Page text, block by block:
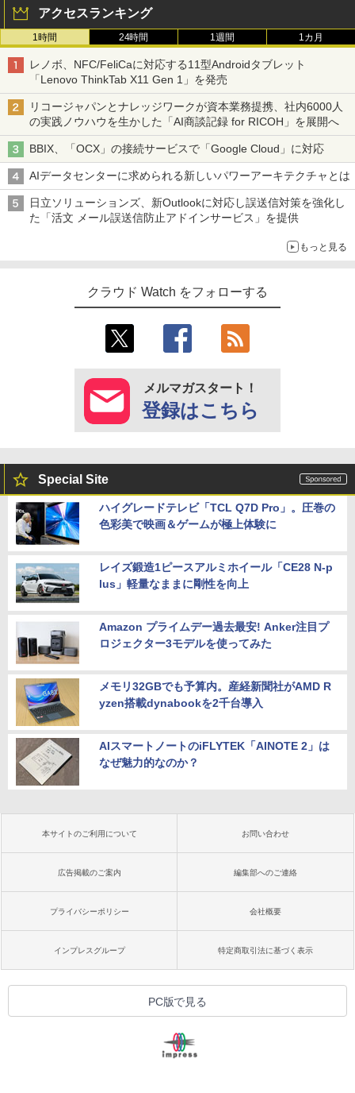
アクセスランキング
1時間 24時間 1週間 1カ月
レノボ、NFC/FeliCaに対応する11型Androidタブレット
「Lenovo ThinkTab X11 Gen 1」を発売
リコージャパンとナレッジワークが資本業務提携、社内6000人
の実践ノウハウを生かした「AI商談記録 for RICOH」を展開へ
BBIX、「OCX」の接続サービスで「Google Cloud」に対応
AIデータセンターに求められる新しいパワーアーキテクチャとは
日立ソリューションズ、新Outlookに対応し誤送信対策を強化し
た「活文 メール誤送信防止アドインサービス」を提供
もっと見る
クラウド Watch をフォローする
メルマガスタート！
登録はこちら
Special Site
ハイグレードテレビ「TCL Q7D Pro」。圧巻の
色彩美で映画＆ゲームが極上体験に
レイズ鍛造1ピースアルミホイール「CE28 N-p
lus」軽量なままに剛性を向上
Amazon プライムデー過去最安! Anker注目プ
ロジェクター3モデルを使ってみた
メモリ32GBでも予算内。産経新聞社がAMD R
yzen搭載dynabookを2千台導入
AIスマートノートのiFLYTEK「AINOTE 2」は
なぜ魅力的なのか？
本サイトのご利用について お問い合わせ
広告掲載のご案内 編集部へのご連絡
プライバシーポリシー 会社概要
インプレスグループ 特定商取引法に基づく表示
PC版で見る